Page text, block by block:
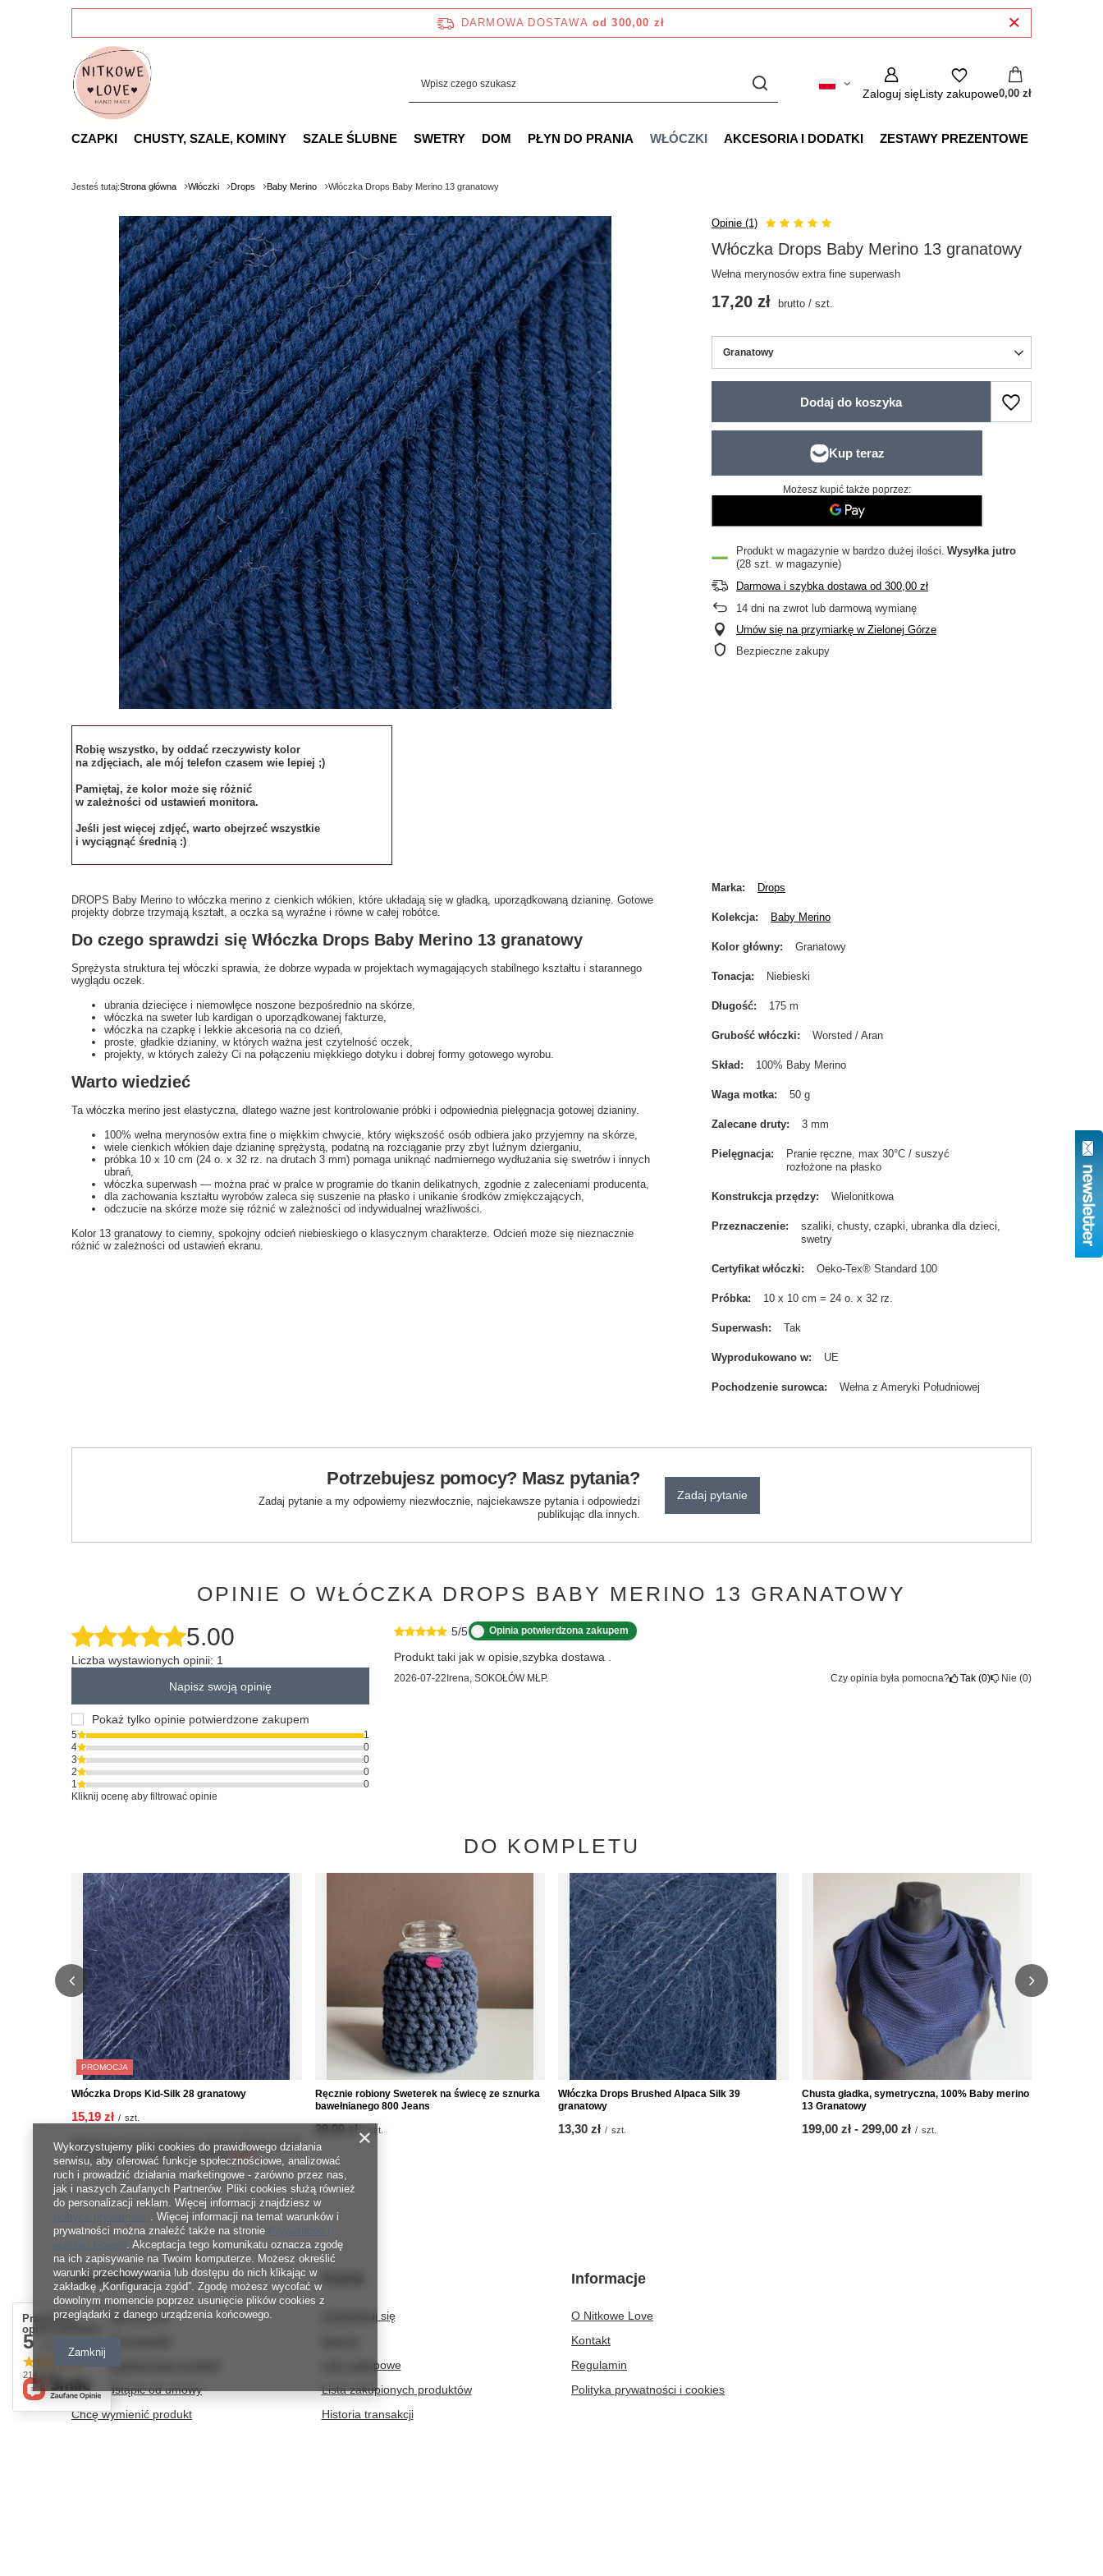
DARMOWA DOSTAWA od 300,00 zł
Zaloguj sięListy zakupowe0,00 zł
CZAPKI CHUSTY, SZALE, KOMINY SZALE ŚLUBNE SWETRY DOM PŁYN DO PRANIA WŁÓCZKI AKCESORIA I DODATKI ZESTAWY PREZENTOWE
Jesteś tutaj:Strona główna Włóczki Drops Baby Merino Włóczka Drops Baby Merino 13 granatowy
Opinie (1)
Włóczka Drops Baby Merino 13 granatowy
Wełna merynosów extra fine superwash
Granatowy
17,20 zł brutto /szt.
Dodaj do koszyka
Możesz kupić także poprzez:
Produkt w magazynie w bardzo dużej ilości Wysyłka jutro
(28 szt. w magazynie)
Darmowa i szybka dostawaod300,00 zł
14 dni na zwrot lub darmową wymianę
Umów się na przymiarkę w Zielonej Górze
Bezpieczne zakupy
Robię wszystko, by oddać rzeczywisty kolor
na zdjęciach, ale mój telefon czasem wie lepiej ;)
Pamiętaj, że kolor może się różnić
w zależności od ustawień monitora.
Jeśli jest więcej zdjęć, warto obejrzeć wszystkie
i wyciągnąć średnią :)
DROPS Baby Merino to włóczka merino z cienkich włókien, które układają się w gładką, uporządkowaną dzianinę. Gotowe
projekty dobrze trzymają kształt, a oczka są wyraźne i równe w całej robótce.
Do czego sprawdzi się Włóczka Drops Baby Merino 13 granatowy
Sprężysta struktura tej włóczki sprawia, że dobrze wypada w projektach wymagających stabilnego kształtu i starannego
wyglądu oczek.
ubrania dziecięce i niemowlęce noszone bezpośrednio na skórze,
włóczka na sweter lub kardigan o uporządkowanej fakturze,
włóczka na czapkę i lekkie akcesoria na co dzień,
proste, gładkie dzianiny, w których ważna jest czytelność oczek,
projekty, w których zależy Ci na połączeniu miękkiego dotyku i dobrej formy gotowego wyrobu.
Warto wiedzieć
Ta włóczka merino jest elastyczna, dlatego ważne jest kontrolowanie próbki i odpowiednia pielęgnacja gotowej dzianiny.
100% wełna merynosów extra fine o miękkim chwycie, który większość osób odbiera jako przyjemny na skórze,
wiele cienkich włókien daje dzianinę sprężystą, podatną na rozciąganie przy zbyt luźnym dzierganiu,
próbka 10 x 10 cm (24 o. x 32 rz. na drutach 3 mm) pomaga uniknąć nadmiernego wydłużania się swetrów i innych
ubrań,
włóczka superwash — można prać w pralce w programie do tkanin delikatnych, zgodnie z zaleceniami producenta,
dla zachowania kształtu wyrobów zaleca się suszenie na płasko i unikanie środków zmiękczających,
odczucie na skórze może się różnić w zależności od indywidualnej wrażliwości.
Kolor 13 granatowy to ciemny, spokojny odcień niebieskiego o klasycznym charakterze. Odcień może się nieznacznie
różnić w zależności od ustawień ekranu.
Marka Drops
Kolekcja Baby Merino
Kolor główny Granatowy
Tonacja Niebieski
Długość 175 m
Grubość włóczki Worsted / Aran
Skład 100% Baby Merino
Waga motka 50 g
Zalecane druty 3 mm
Pielęgnacja
Pranie ręczne, max 30°C / suszyć
rozłożone na płasko
Konstrukcja przędzy Wielonitkowa
Przeznaczenie szaliki chusty czapki ubranka dla dzieci
swetry
Certyfikat włóczki Oeko-Tex® Standard 100
Próbka 10 x 10 cm = 24 o. x 32 rz.
Superwash Tak
Wyprodukowano w UE
Pochodzenie surowca Wełna z Ameryki Południowej
Potrzebujesz pomocy? Masz pytania?
Zadaj pytanie a my odpowiemy niezwłocznie, najciekawsze pytania i odpowiedzi
publikując dla innych.
Zadaj pytanie
OPINIE O WŁÓCZKA DROPS BABY MERINO 13 GRANATOWY
5.00
Liczba wystawionych opinii: 1
Napisz swoją opinię
Pokaż tylko opinie potwierdzone zakupem
5
1
4
0
3
0
2
0
1
0
Kliknij ocenę aby filtrować opinie
5/5 Opinia potwierdzona zakupem
Produkt taki jak w opisie,szybka dostawa .
2026-07-22 Irena, SOKOŁÓW MŁP. Czy opinia była pomocna? Tak 0 Nie 0
DO KOMPLETU
PROMOCJA
Włóczka Drops Kid-Silk 28 granatowy
15,19 zł / szt.
Najniższa cena produktu w okresie 30 dni przed
wprowadzeniem obniżki:21,70 zł -30%
Ręcznie robiony Sweterek na świecę ze sznurka
bawełnianego 800 Jeans
29,00 zł szt.
Włóczka Drops Brushed Alpaca Silk 39
granatowy
13,30 zł / szt.
Chusta gładka, symetryczna, 100% Baby merino
13 Granatowy
od
199,00 zł- do
299,00 zł / szt.
Zamówienia
Status zamówienia
Śledzenie przesyłki
Chcę zareklamować produkt
Chcę odstąpić od umowy
Chcę wymienić produkt
Zarejestruj się
Listy zakupowe
Lista zakupionych produktów
Historia transakcji
Informacje
O Nitkowe Love
Kontakt
Regulamin
Polityka prywatności i cookies
Prawdziwe
opinie klientów
5
214 opinii
Wykorzystujemy pliki cookies do prawidłowego działania
serwisu, aby oferować funkcje społecznościowe, analizować
ruch i prowadzić działania marketingowe - zarówno przez nas,
jak i naszych Zaufanych Partnerów. Pliki cookies służą również
do personalizacji reklam. Więcej informacji znajdziesz w
. Więcej informacji na temat warunków i
prywatności można znaleźć także na stronie
. Akceptacja tego komunikatu oznacza zgodę
na ich zapisywanie na Twoim komputerze. Możesz określić
warunki przechowywania lub dostępu do nich klikając w
zakładkę „Konfiguracja zgód”. Zgodę możesz wycofać w
dowolnym momencie poprzez usunięcie plików cookies z
przeglądarki z danego urządzenia końcowego.
Zamknij